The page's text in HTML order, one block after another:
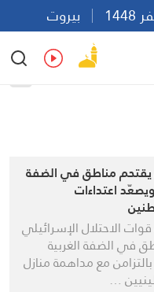
بيروت
Ar
يقتحم مناطق في الضفة
اعتداءات
الاحتلال الإسرائيلي
في الضفة الغربية
بالتزامن مع مداهمة منازل
…